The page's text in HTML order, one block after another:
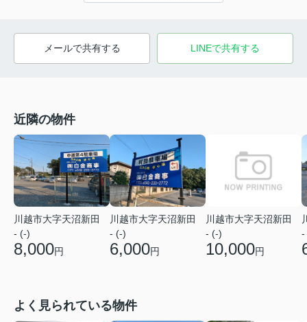
メールで共有する LINEで共有する
近隣の物件
川越市大字天沼新田
- (-)
8,000円
川越市大字天沼新田
- (-)
6,000円
川越市大字天沼新田
- (-)
10,000円
-
よく見られている物件